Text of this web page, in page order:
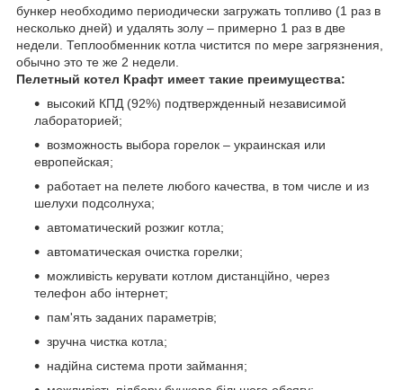
бункер необходимо периодически загружать топливо (1 раз в
несколько дней) и удалять золу – примерно 1 раз в две
недели. Теплообменник котла чистится по мере загрязнения,
обычно это те же 2 недели.
Пелетный котел Крафт имеет такие преимущества:
высокий КПД (92%) подтвержденный независимой
лабораторией;
возможность выбора горелок – украинская или
европейская;
работает на пелете любого качества, в том числе и из
шелухи подсолнуха;
автоматический розжиг котла;
автоматическая очистка горелки;
можливість керувати котлом дистанційно, через
телефон або інтернет;
пам'ять заданих параметрів;
зручна чистка котла;
надійна система проти займання;